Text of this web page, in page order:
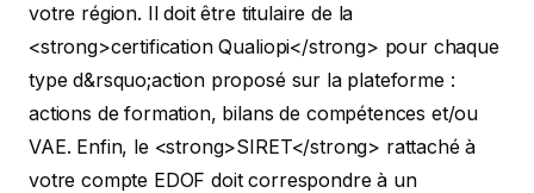
votre région. Il doit être titulaire de la
<strong>certification Qualiopi</strong> pour chaque
type d&rsquo;action proposé sur la plateforme :
actions de formation, bilans de compétences et/ou
VAE. Enfin, le <strong>SIRET</strong> rattaché à
votre compte EDOF doit correspondre à un